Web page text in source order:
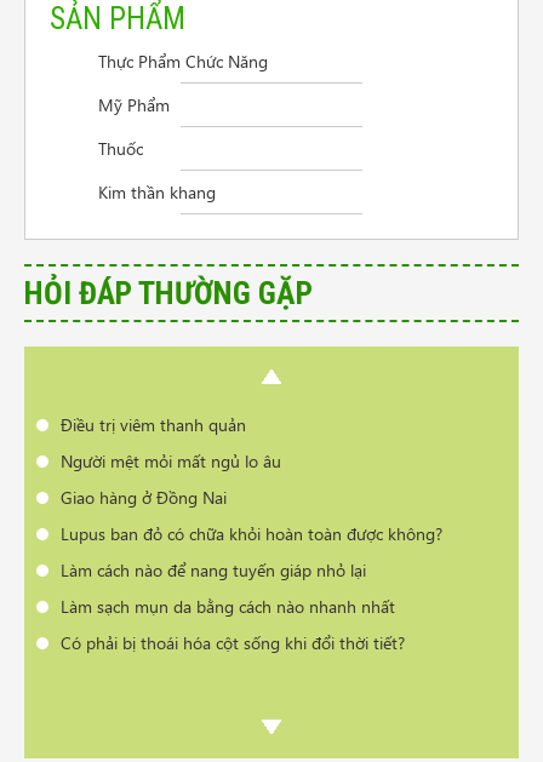
SẢN PHẨM
Thực Phẩm Chức Năng
Mỹ Phẩm
Thuốc
Kim thần khang
HỎI ĐÁP THƯỜNG GẶP
Cần tư vấn sản phẩm trị vẩy nến da đầu
Điều trị viêm thanh quản
Người mệt mỏi mất ngủ lo âu
Giao hàng ở Đồng Nai
Lupus ban đỏ có chữa khỏi hoàn toàn được không?
Làm cách nào để nang tuyến giáp nhỏ lại
Làm sạch mụn da bằng cách nào nhanh nhất
Có phải bị thoái hóa cột sống khi đổi thời tiết?
Cần tư vấn sản phẩm trị vẩy nến da đầu
Điều trị viêm thanh quản
Người mệt mỏi mất ngủ lo âu
Giao hàng ở Đồng Nai
Lupus ban đỏ có chữa khỏi hoàn toàn được không?
Làm cách nào để nang tuyến giáp nhỏ lại
Làm sạch mụn da bằng cách nào nhanh nhất
Có phải bị thoái hóa cột sống khi đổi thời tiết?